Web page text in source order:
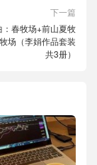
下一篇
：春牧场+前山夏牧
场（李娟作品套装
共3册）